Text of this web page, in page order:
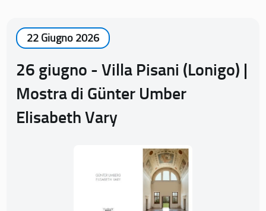
22 Giugno 2026
26 giugno - Villa Pisani (Lonigo) |
Mostra di Günter Umber
Elisabeth Vary